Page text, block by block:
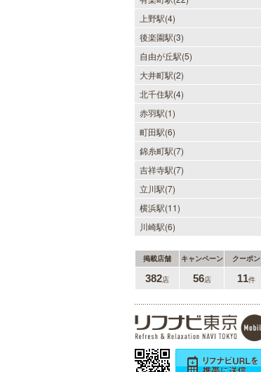
上野駅(4)
後楽園駅(3)
自由が丘駅(5)
大井町駅(2)
北千住駅(4)
赤羽駅(1)
町田駅(6)
錦糸町駅(7)
吉祥寺駅(7)
立川駅(7)
横浜駅(11)
川崎駅(6)
掲載店舗 キャンペーン クーポン
382店 56店 11件